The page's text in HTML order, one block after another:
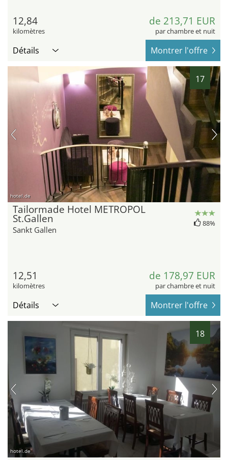
12,84
kilomètres
de 213,71 EUR
par chambre et nuit
Détails Montrer l'offre
17
hotel.de
Tailormade Hotel METROPOL
St.Gallen
Sankt Gallen
88%
12,51
kilomètres
de 178,97 EUR
par chambre et nuit
Détails Montrer l'offre
18
hotel.de